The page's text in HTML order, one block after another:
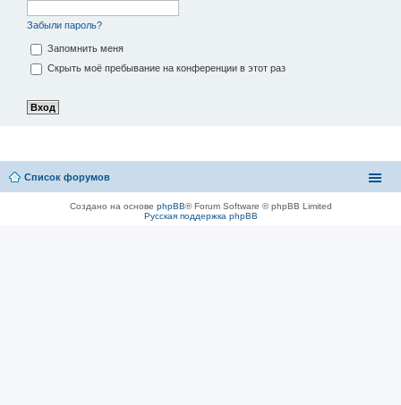
Забыли пароль?
Запомнить меня
Скрыть моё пребывание на конференции в этот раз
Список форумов
Создано на основе phpBB® Forum Software © phpBB Limited
Русская поддержка phpBB